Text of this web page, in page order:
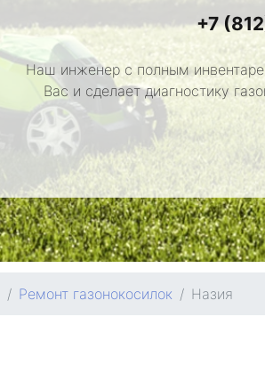
+7
Наш инженер с полным
Вас и сделает диагностику
Ремонт газонокосилок Назия